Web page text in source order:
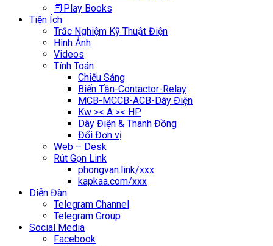
📕Play Books
Tiện Ích
Trắc Nghiệm Kỹ Thuật Điện
Hình Ảnh
Videos
Tính Toán
Chiếu Sáng
Biến Tần-Contactor-Relay
MCB-MCCB-ACB-Dây Điện
Kw >< A >< HP
Dây Điện & Thanh Đồng
Đổi Đơn vị
Web – Desk
Rút Gọn Link
phongvan.link/xxx
kapkaa.com/xxx
Diễn Đàn
Telegram Channel
Telegram Group
Social Media
Facebook